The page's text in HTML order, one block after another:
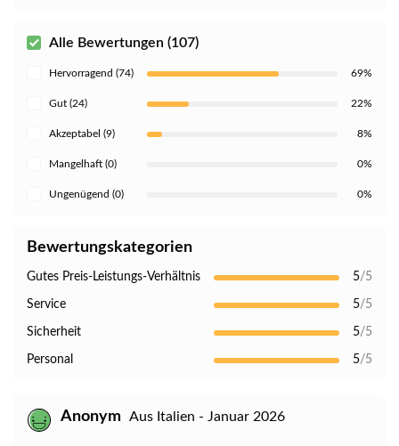
Alle Bewertungen (107)
Hervorragend (74) 69%
Gut (24) 22%
Akzeptabel (9) 8%
Mangelhaft (0) 0%
Ungenügend (0) 0%
Bewertungskategorien
Gutes Preis-Leistungs-Verhältnis 5/5
Service 5/5
Sicherheit 5/5
Personal 5/5
Anonym Aus Italien - Januar 2026